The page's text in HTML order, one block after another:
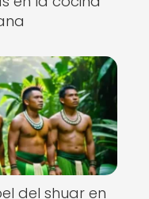
del shuar en